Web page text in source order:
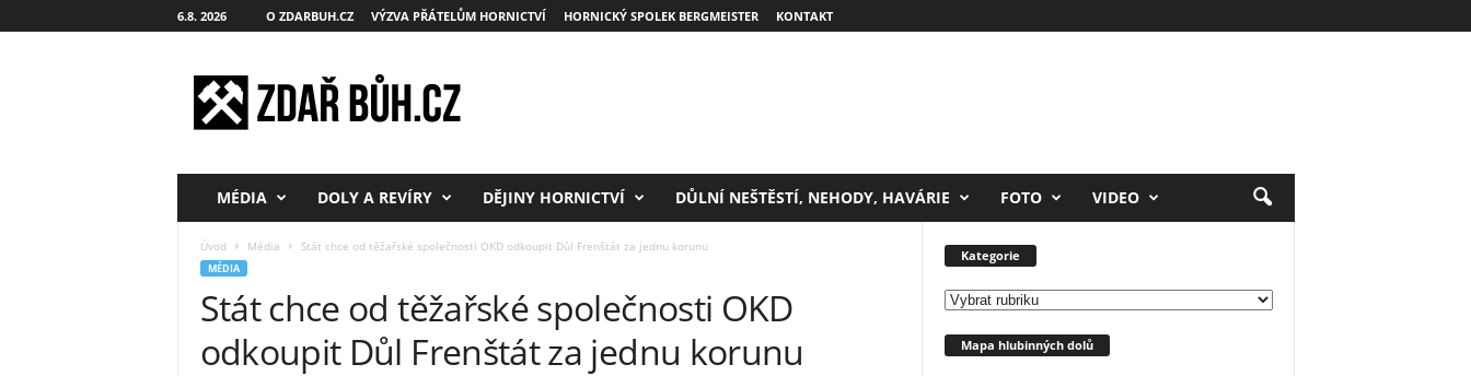
6.8. 2026 O ZDARBUH.CZ VÝZVA PŘÁTELŮM HORNICTVÍ HORNICKÝ SPOLEK BERGMEISTER KONTAKT
MÉDIA DOLY A REVÍRY DĚJINY HORNICTVÍ DŮLNÍ NEŠTĚSTÍ, NEHODY, HAVÁRIE FOTO VIDEO
Úvod Média Stát chce od těžařské společnosti OKD odkoupit Důl Frenštát za jednu korunu
MÉDIA
Stát chce od těžařské společnosti OKD
odkoupit Důl Frenštát za jednu korunu
Kategorie
Kategorie
Mapa hlubinných dolů